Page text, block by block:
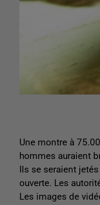
Une montre à
hommes auraient
Ils se seraient
ouverte. Les
Les images de